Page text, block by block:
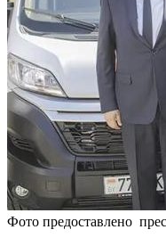
Фото предоставлено